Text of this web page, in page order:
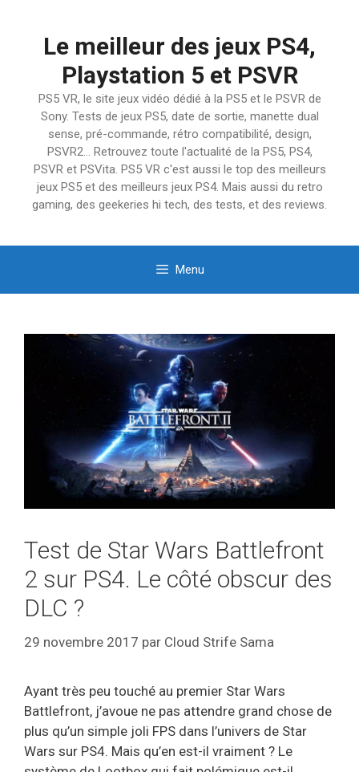
Le meilleur des jeux PS4,
Playstation 5 et PSVR
PS5 VR, le site jeux vidéo dédié à la PS5 et le PSVR de
Sony. Tests de jeux PS5, date de sortie, manette dual
sense, pré-commande, rétro compatibilité, design,
PSVR2… Retrouvez toute l'actualité de la PS5, PS4,
PSVR et PSVita. PS5 VR c'est aussi le top des meilleurs
jeux PS5 et des meilleurs jeux PS4. Mais aussi du retro
gaming, des geekeries hi tech, des tests, et des reviews.
Menu
Test de Star Wars Battlefront
2 sur PS4. Le côté obscur des
DLC ?
29 novembre 2017 par Cloud Strife Sama
Ayant très peu touché au premier Star Wars
Battlefront, j’avoue ne pas attendre grand chose de
plus qu’un simple joli FPS dans l’univers de Star
Wars sur PS4. Mais qu’en est-il vraiment ? Le